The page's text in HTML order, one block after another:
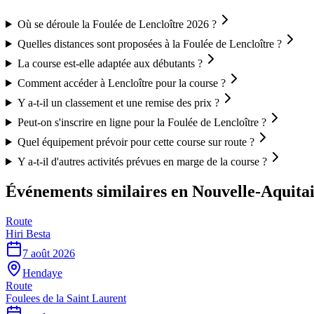
Où se déroule la Foulée de Lencloître 2026 ?
Quelles distances sont proposées à la Foulée de Lencloître ?
La course est-elle adaptée aux débutants ?
Comment accéder à Lencloître pour la course ?
Y a-t-il un classement et une remise des prix ?
Peut-on s'inscrire en ligne pour la Foulée de Lencloître ?
Quel équipement prévoir pour cette course sur route ?
Y a-t-il d'autres activités prévues en marge de la course ?
Événements similaires en Nouvelle-
Route
Hiri Besta
7 août 2026
Hendaye
Route
Foulees de la Saint Laurent